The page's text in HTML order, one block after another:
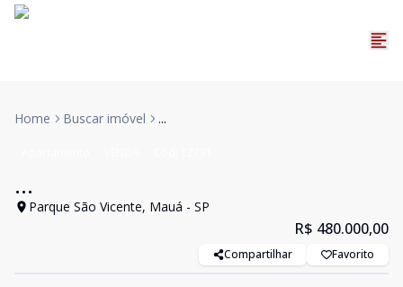
Home Buscar imóvel ...
...
Parque São Vicente, Mauá - SP
R$ 480.000,00
Compartilhar Favorito